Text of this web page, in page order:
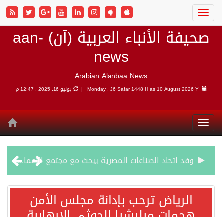
صحيفة الأنباء العربية (آن) aan-
news
Arabian Alanbaa News
Monday , 26 Safar 1448 H as10 August 2026 Y | يونيو 16, 2025 , 12:47 م
وفد اتحاد الصناعات المصرية يبحث مع مجتمع الأعمال الهندي فرص الاستثمار والتصنيع المشترك
الرياض ترحب بإدانة مجلس الأمن هجمات ميليشيا الحوثي الإرهابية
الرياض ترحب بإدانة مجلس الأمن